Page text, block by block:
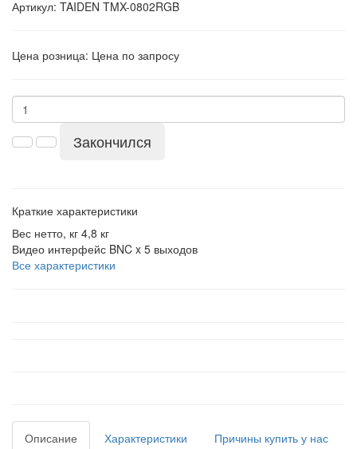
Артикул: TAIDEN TMX-0802RGB
Цена розница: Цена по запросу
Закончился
Краткие характеристики
Вес нетто, кг 4,8 кг
Видео интерфейс BNC x 5 выходов
Все характеристики
Описание Характеристики
Причины купить у нас